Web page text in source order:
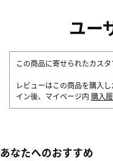
ユー
この商品に寄せられたカス
レビューはこの商品を購入
イン後、マイページ内 購入
あなたへのおすすめ